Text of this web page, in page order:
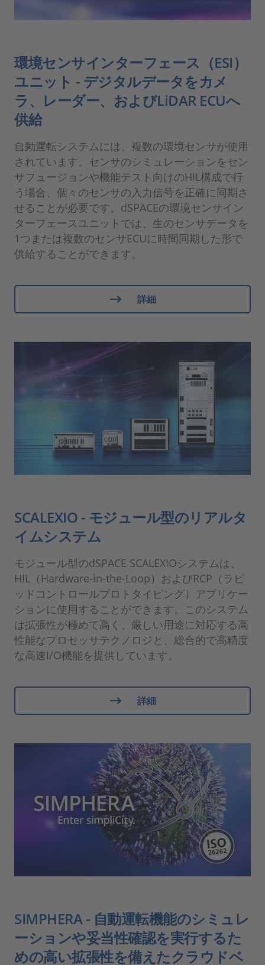
環境センサインターフェース（ESI）
ユニット - デジタルデータをカメ
ラ、レーダー、およびLiDAR ECUへ
供給
自動運転システムには、複数の環境センサが使用
されています。センサのシミュレーションをセン
サフュージョンや機能テスト向けのHIL構成で行
う場合、個々のセンサの入力信号を正確に同期さ
せることが必要です。dSPACEの環境センサイン
ターフェースユニットでは、生のセンサデータを
1つまたは複数のセンサECUに時間同期した形で
供給することができます。
詳細
SCALEXIO - モジュール型のリアルタ
イムシステム
モジュール型のdSPACE SCALEXIOシステムは、
HIL（Hardware-in-the-Loop）およびRCP（ラピ
ッドコントロールプロトタイピング）アプリケー
ションに使用することができます。このシステム
は拡張性が極めて高く、厳しい用途に対応する高
性能なプロセッサテクノロジと、総合的で高精度
な高速I/O機能を提供しています。
詳細
SIMPHERA - 自動運転機能のシミュレ
ーションや妥当性確認を実行するた
めの高い拡張性を備えたクラウドベ